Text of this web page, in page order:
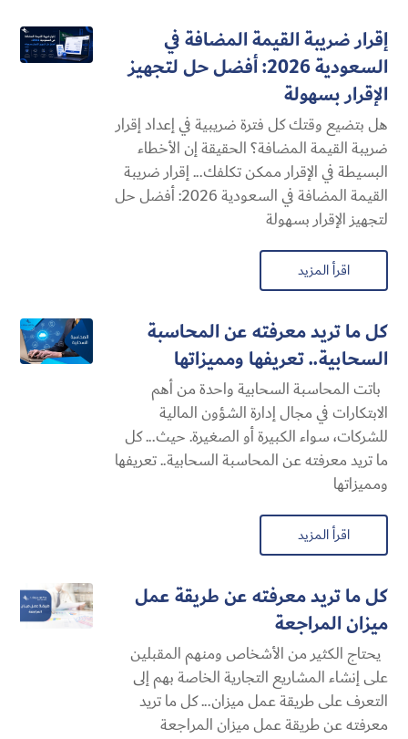
إقرار ضريبة القيمة المضافة في
السعودية 2026: أفضل حل لتجهيز
الإقرار بسهولة
هل بتضيع وقتك كل فترة ضريبية في إعداد إقرار
ضريبة القيمة المضافة؟ الحقيقة إن الأخطاء
البسيطة في الإقرار ممكن تكلفك... إقرار ضريبة
القيمة المضافة في السعودية 2026: أفضل حل
لتجهيز الإقرار بسهولة
اقرأ المزيد
كل ما تريد معرفته عن المحاسبة
السحابية​.. تعريفها ومميزاتها
باتت المحاسبة السحابية​ واحدة من أهم
الابتكارات في مجال إدارة الشؤون المالية
للشركات، سواء الكبيرة أو الصغيرة. حيث... كل
ما تريد معرفته عن المحاسبة السحابية​.. تعريفها
ومميزاتها
اقرأ المزيد
كل ما تريد معرفته عن طريقة عمل
ميزان المراجعة
يحتاج الكثير من الأشخاص ومنهم المقبلين
على إنشاء المشاريع التجارية الخاصة بهم إلى
التعرف على طريقة عمل ميزان... كل ما تريد
معرفته عن طريقة عمل ميزان المراجعة